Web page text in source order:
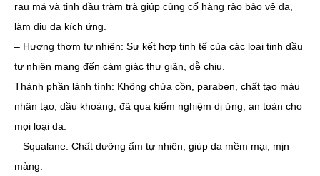
rau má và tinh dầu tràm trà giúp củng cố hàng rào bảo vệ da,
làm dịu da kích ứng.
– Hương thơm tự nhiên: Sự kết hợp tinh tế của các loại tinh dầu
tự nhiên mang đến cảm giác thư giãn, dễ chịu.
Thành phần lành tính: Không chứa cồn, paraben, chất tạo màu
nhân tạo, dầu khoáng, đã qua kiểm nghiệm dị ứng, an toàn cho
mọi loại da.
– Squalane: Chất dưỡng ẩm tự nhiên, giúp da mềm mại, mịn
màng.